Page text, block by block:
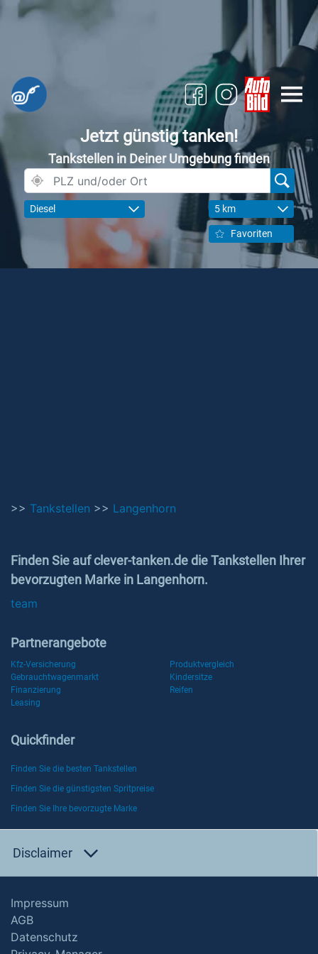
Jetzt günstig tanken!
Tankstellen in Deiner Umgebung finden
Diesel 5 km
Favoriten
>> Tankstellen >> Langenhorn
Finden Sie auf clever-tanken.de die Tankstellen Ihrer
bevorzugten Marke in Langenhorn.
team
Partnerangebote
Kfz-Versicherung
Produktvergleich
Gebrauchtwagenmarkt
Kindersitze
Finanzierung
Reifen
Leasing
Quickfinder
Finden Sie die besten Tankstellen
Finden Sie die günstigsten Spritpreise
Finden Sie Ihre bevorzugte Marke
Disclaimer
Impressum
AGB
Datenschutz